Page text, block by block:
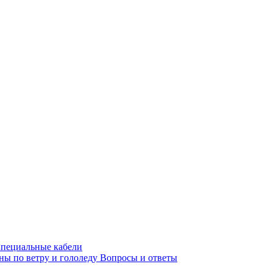
кабели
по ветру и гололеду Вопросы и ответы